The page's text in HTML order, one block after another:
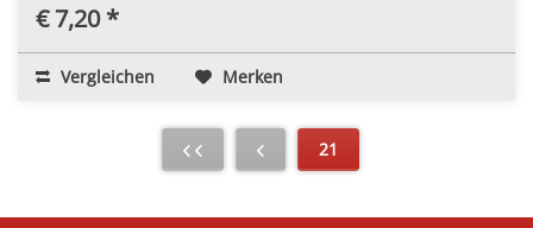
€ 7,20 *
Vergleichen Merken
21